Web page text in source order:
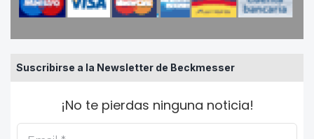
Suscribirse a la Newsletter de Beckmesser
¡No te pierdas ninguna noticia!